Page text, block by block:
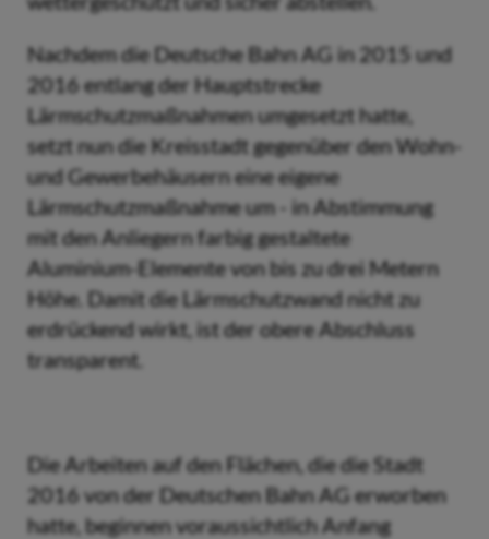
Nachdem die Deutsche Bahn AG in 2015 und
2016 entlang der Hauptstrecke
Lärmschutzmaßnahmen umgesetzt hatte,
setzt nun die Kreisstadt gegenüber den Wohn-
und Gewerbehäusern eine eigene
Lärmschutzmaßnahme um - in Abstimmung
mit den Anliegern farbig gestaltete
Aluminium-Elemente von bis zu drei Metern
Höhe. Damit die Lärmschutzwand nicht zu
erdrückend wirkt, ist der obere Abschluss
transparent.
Die Arbeiten auf den Flächen, die die Stadt
2016 von der Deutschen Bahn AG erworben
hatte, beginnen voraussichtlich Anfang